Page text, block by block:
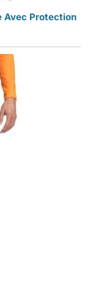
Avec Protection